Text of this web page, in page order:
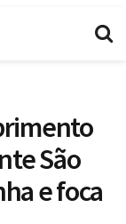
São
e foca